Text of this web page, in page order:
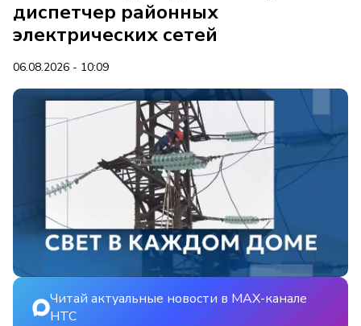
диспетчер районных
электрических сетей
06.08.2026 - 10:09
Читай актуальные новости в MAX-канале
НТС